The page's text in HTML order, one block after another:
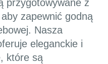
przygotowywane z
zapewnić godną
Nasza
eleganckie i
które są